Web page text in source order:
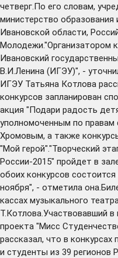
четверг.По его словам,
министерство образования
Ивановской области,
Молодежи."Организатором
Ивановский
В.И.Ленина (ИГЭУ)", -
ИГЭУ Татьяна Котлова
конкурсов запланирован
акция "Подари радость
уполномоченным по
Хромовым, а также
"Мой герой"."Творческий
России-2015" пройдет в
обоих конкурсов
ноября", - отметила
кассах музыкального
Т.Котлова.Участвовавший
проекта "Мисс
рассказал, что в
и студенты из 39 регионов